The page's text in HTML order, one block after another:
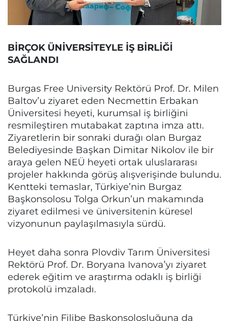
BİRÇOK ÜNİVERSİTEYLE İŞ BİRLİĞİ
SAĞLANDI
Burgas Free University Rektörü Prof. Dr. Milen
Baltov’u ziyaret eden Necmettin Erbakan
Üniversitesi heyeti, kurumsal iş birliğini
resmileştiren mutabakat zaptına imza attı.
Ziyaretlerin bir sonraki durağı olan Burgaz
Belediyesinde Başkan Dimitar Nikolov ile bir
araya gelen NEÜ heyeti ortak uluslararası
projeler hakkında görüş alışverişinde bulundu.
Kentteki temaslar, Türkiye’nin Burgaz
Başkonsolosu Tolga Orkun’un makamında
ziyaret edilmesi ve üniversitenin küresel
vizyonunun paylaşılmasıyla sürdü.
Heyet daha sonra Plovdiv Tarım Üniversitesi
Rektörü Prof. Dr. Boryana Ivanova’yı ziyaret
ederek eğitim ve araştırma odaklı iş birliği
protokolü imzaladı.
Türkiye’nin Filibe Başkonsolosluğuna da